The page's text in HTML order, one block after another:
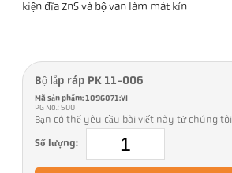
kiện đĩa ZnS và bộ van làm mát kín
Bộ lắp ráp PK 11-006
Mã sản phẩm: 1096071:VI
PG No.: 500
Bạn có thể yêu cầu bài viết này từ chúng tôi
Số lượng: